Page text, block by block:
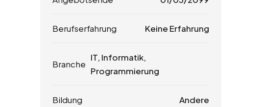
Berufserfahrung Keine Erfahrung
Branche
IT, Informatik,
Programmierung
Bildung Andere